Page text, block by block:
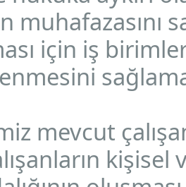
muhafazasını
için iş
mevcut